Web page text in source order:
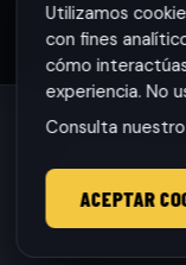
© 2026
Utilizamos
con fines
cómo
experiencia. No
Consulta
ACEPTAR